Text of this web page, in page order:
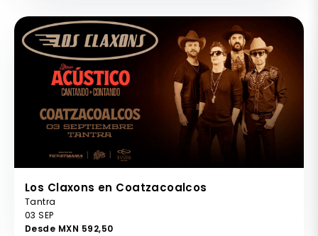
Los Claxons en Coatzacoalcos
Tantra
03 SEP
Desde MXN 592,50